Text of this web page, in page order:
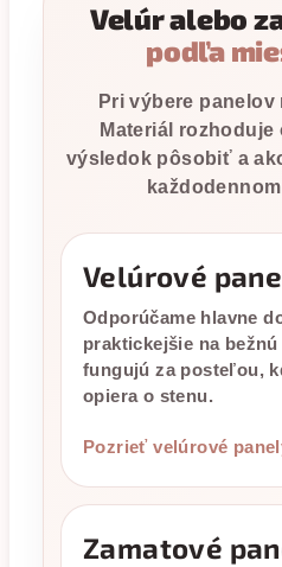
Velúr alebo
podľa
Pri výbere
Materiál rozhoduje
výsledok pôsobiť a
Velúrové
Odporúčame hlavne
praktickejšie na
fungujú za posteľou,
opiera o stenu.
Pozrieť velúrové
Zamatové